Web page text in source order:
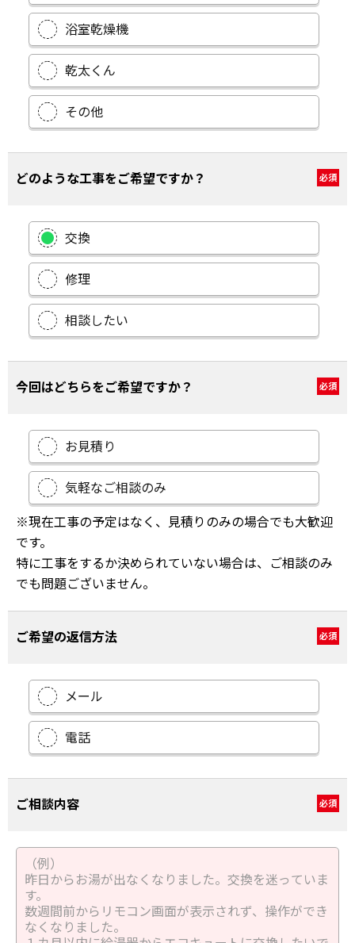
浴室乾燥機
乾太くん
その他
どのような工事をご希望ですか？ 必須
交換
修理
相談したい
今回はどちらをご希望ですか？ 必須
お見積り
気軽なご相談のみ
※現在工事の予定はなく、見積りのみの場合でも大歓迎
です。
特に工事をするか決められていない場合は、ご相談のみ
でも問題ございません。
ご希望の返信方法 必須
メール
電話
ご相談内容 必須